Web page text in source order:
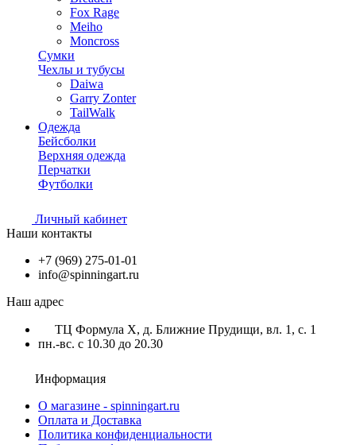
Fox Rage
Meiho
Moncross
Сумки
Чехлы и тубусы
Daiwa
Garry Zonter
TailWalk
Одежда
Бейсболки
Верхняя одежда
Перчатки
Футболки
Личный кабинет
Наши контакты
+7 (969) 275-01-01
info@spinningart.ru
Наш адрес
ТЦ Формула X, д. Ближние Прудищи, вл. 1, с. 1
пн.-вс. с 10.30 до 20.30
Информация
О магазине - spinningart.ru
Оплата и Доставка
Политика конфиденциальности